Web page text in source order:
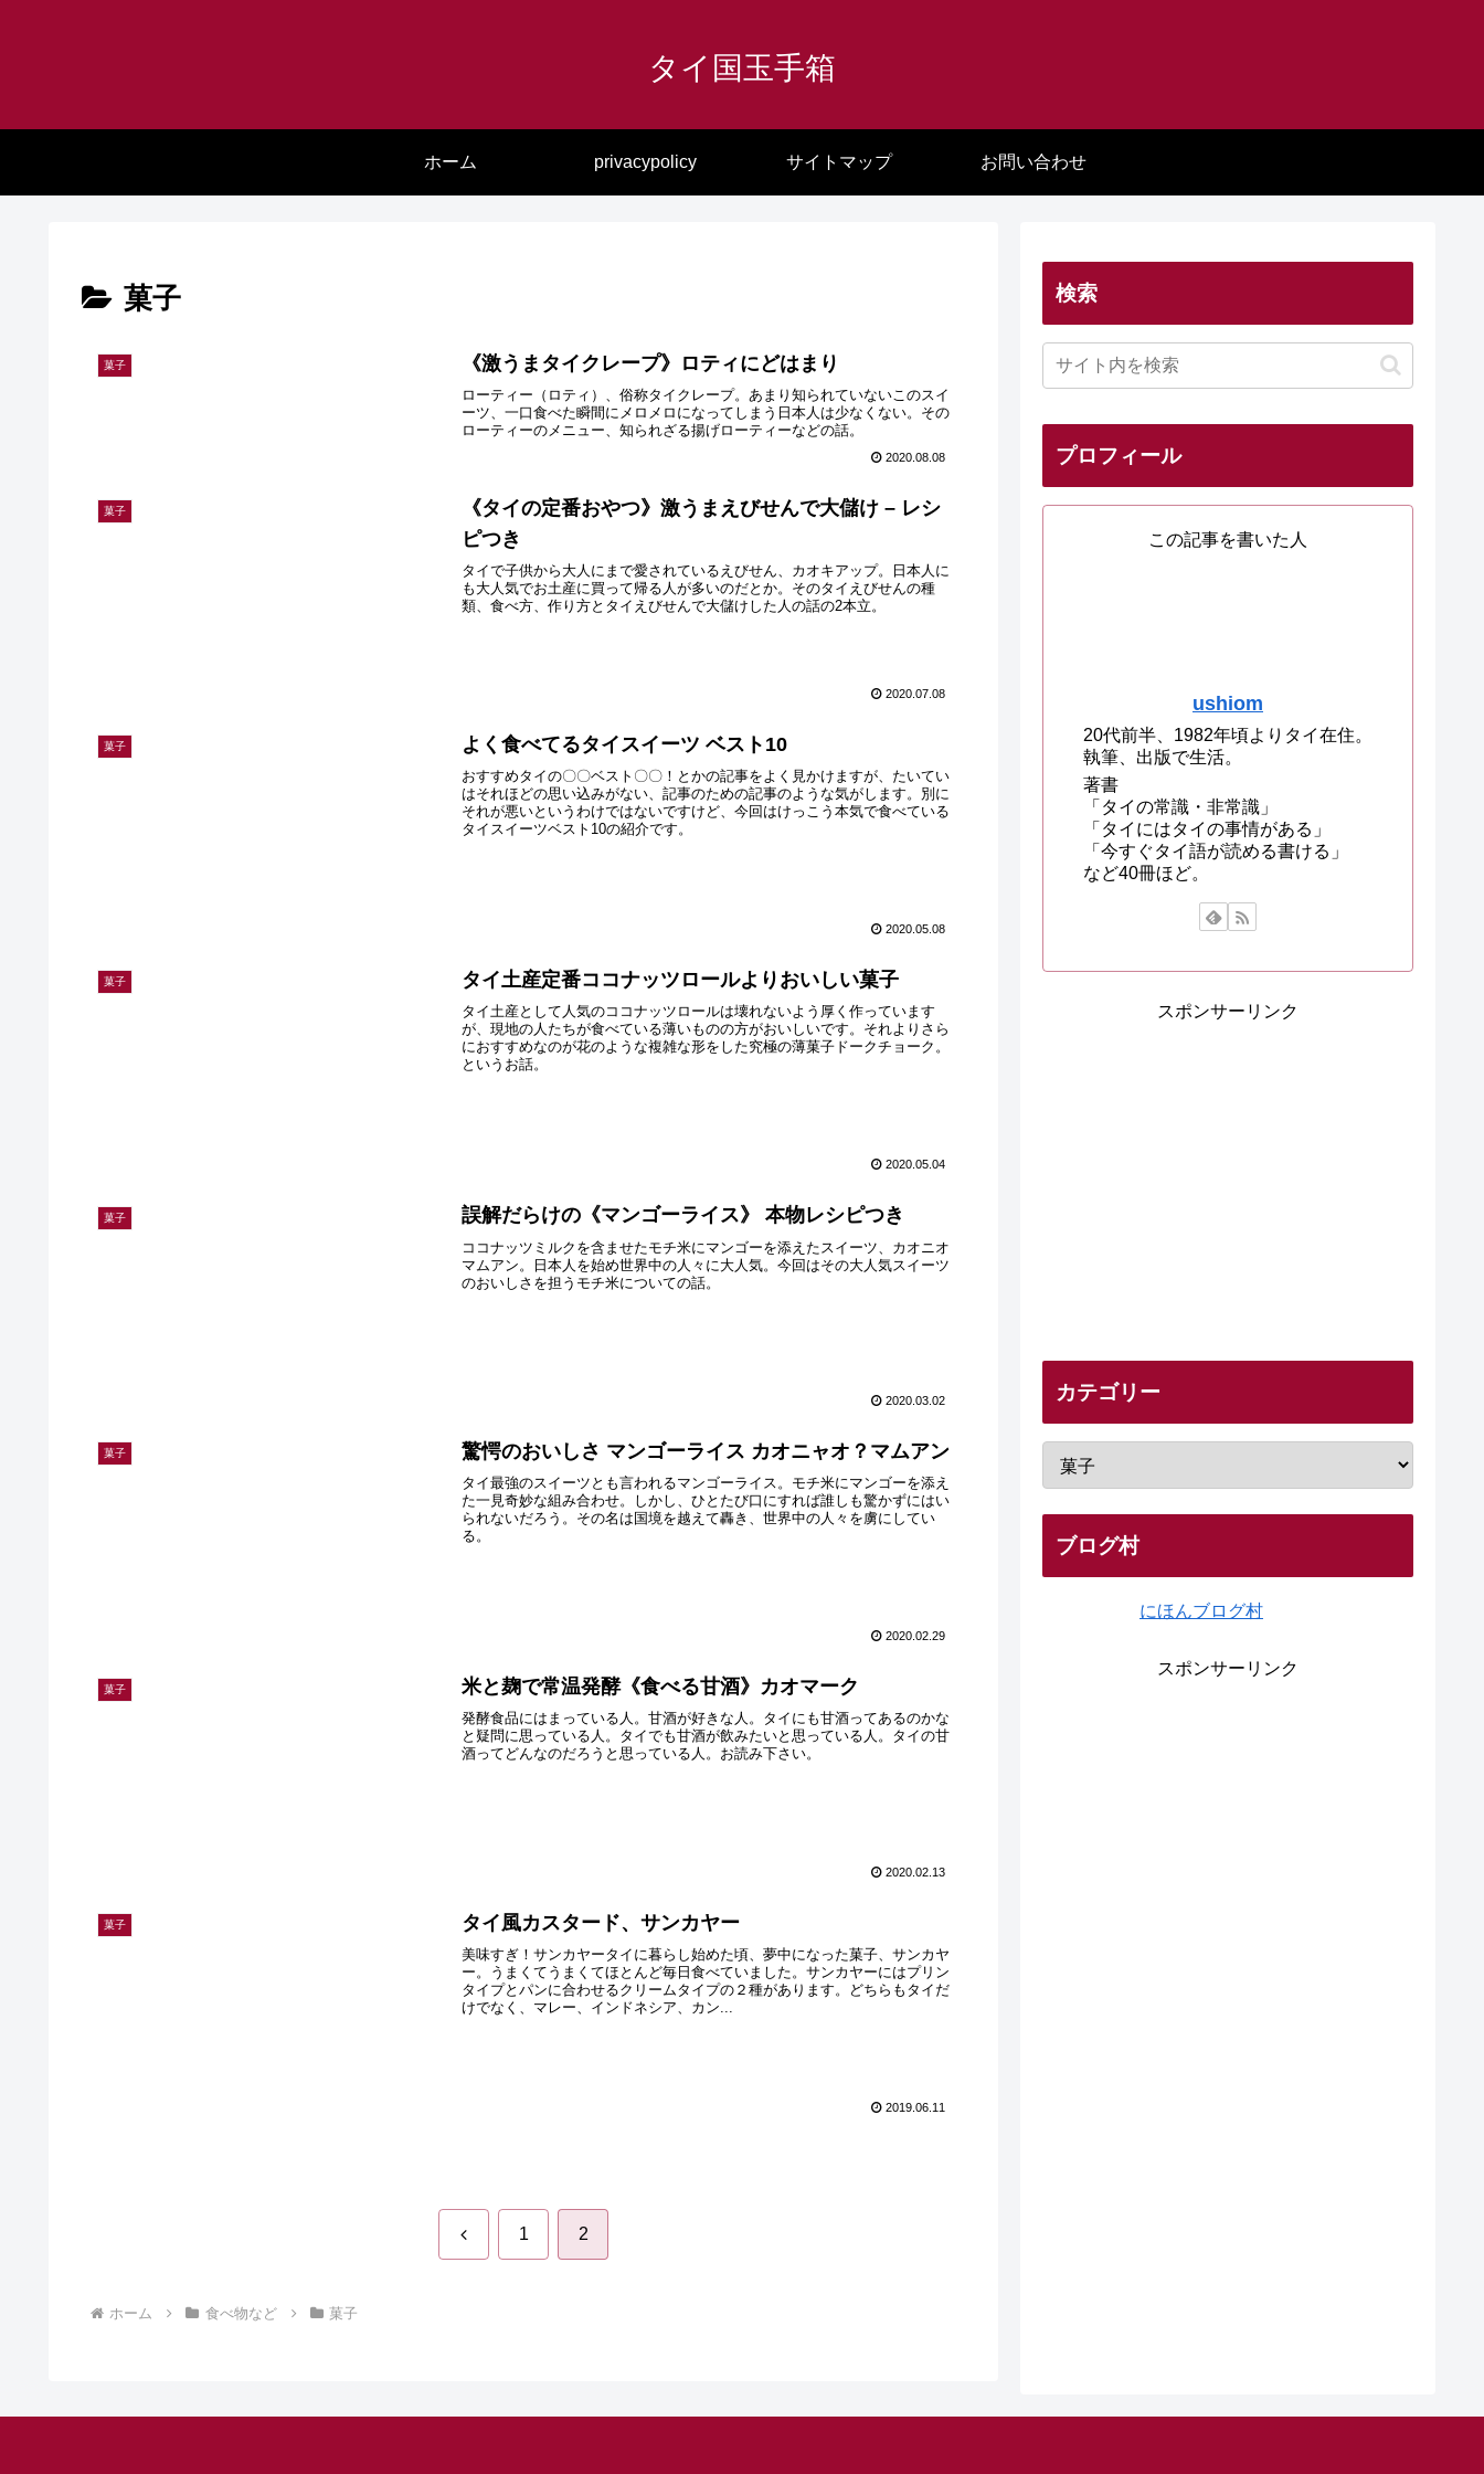
タイ国玉手箱
ホーム privacypolicy サイトマップ お問い合わせ
菓子
菓子 《激うまタイクレープ》ロティにどはまり
ローティー（ロティ）、俗称タイクレープ。あまり知られていないこのスイ
ーツ、一口食べた瞬間にメロメロになってしまう日本人は少なくない。その
ローティーのメニュー、知られざる揚げローティーなどの話。
2020.08.08
菓子
《タイの定番おやつ》激うまえびせんで大儲け – レシ
ピつき
タイで子供から大人にまで愛されているえびせん、カオキアップ。日本人に
も大人気でお土産に買って帰る人が多いのだとか。そのタイえびせんの種
類、食べ方、作り方とタイえびせんで大儲けした人の話の2本立。
2020.07.08
菓子 よく食べてるタイスイーツ ベスト10
おすすめタイの〇〇ベスト〇〇！とかの記事をよく見かけますが、たいてい
はそれほどの思い込みがない、記事のための記事のような気がします。別に
それが悪いというわけではないですけど、今回はけっこう本気で食べている
タイスイーツベスト10の紹介です。
2020.05.08
菓子 タイ土産定番ココナッツロールよりおいしい菓子
タイ土産として人気のココナッツロールは壊れないよう厚く作っています
が、現地の人たちが食べている薄いものの方がおいしいです。それよりさら
におすすめなのが花のような複雑な形をした究極の薄菓子ドークチョーク。
というお話。
2020.05.04
菓子 誤解だらけの《マンゴーライス》 本物レシピつき
ココナッツミルクを含ませたモチ米にマンゴーを添えたスイーツ、カオニオ
マムアン。日本人を始め世界中の人々に大人気。今回はその大人気スイーツ
のおいしさを担うモチ米についての話。
2020.03.02
菓子 驚愕のおいしさ マンゴーライス カオニャオ？マムアン
タイ最強のスイーツとも言われるマンゴーライス。モチ米にマンゴーを添え
た一見奇妙な組み合わせ。しかし、ひとたび口にすれば誰しも驚かずにはい
られないだろう。その名は国境を越えて轟き、世界中の人々を虜にしてい
る。
2020.02.29
菓子 米と麹で常温発酵《食べる甘酒》カオマーク
発酵食品にはまっている人。甘酒が好きな人。タイにも甘酒ってあるのかな
と疑問に思っている人。タイでも甘酒が飲みたいと思っている人。タイの甘
酒ってどんなのだろうと思っている人。お読み下さい。
2020.02.13
菓子 タイ風カスタード、サンカヤー
美味すぎ！サンカヤータイに暮らし始めた頃、夢中になった菓子、サンカヤ
ー。うまくてうまくてほとんど毎日食べていました。サンカヤーにはプリン
タイプとパンに合わせるクリームタイプの２種があります。どちらもタイだ
けでなく、マレー、インドネシア、カン...
2019.06.11
前 1 2
ホーム 食べ物など 菓子
検索
プロフィール
この記事を書いた人
ushiom
20代前半、1982年頃よりタイ在住。
執筆、出版で生活。
著書
「タイの常識・非常識」
「タイにはタイの事情がある」
「今すぐタイ語が読める書ける」
など40冊ほど。
スポンサーリンク
カテゴリー
ブログ村
にほんブログ村
スポンサーリンク